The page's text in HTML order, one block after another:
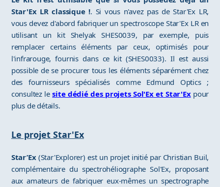
Star'Ex LR classique !. Si vous n'avez pas de Star'Ex LR,
vous devez d'abord fabriquer un spectroscope Star'Ex LR en
utilisant un kit Shelyak SHES0039, par exemple, puis
remplacer certains éléments par ceux, optimisés pour
l'infrarouge, fournis dans ce kit (SHES0033). Il est aussi
possible de se procurer tous les éléments séparément chez
des fournisseurs spécialisés comme Edmund Optics ;
consultez lesite dédié des projets Sol'Ex et Star'Expour
plus de détails.
Le projet Star'Ex
Star’Ex(Star'Explorer) est un projet initié par Christian Buil,
complémentaire du spectrohéliographe Sol'Ex, proposant
aux amateurs de fabriquer eux-mêmes un spectrographe